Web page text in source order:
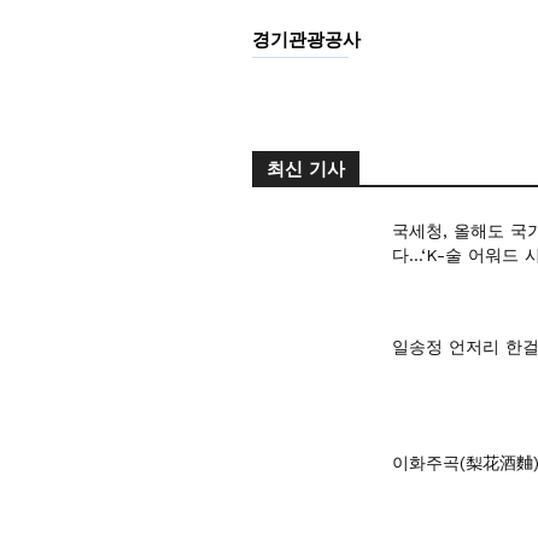
경기관광공사
최신 기사
국세청, 올해도 국
다…‘K-술 어워드
일송정 언저리 한
이화주곡(梨花酒麯)